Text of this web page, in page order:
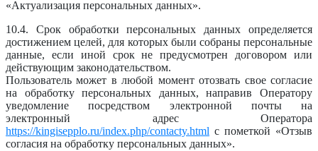
«Актуализация персональных данных».
10.4. Срок обработки персональных данных определяется
достижением целей, для которых были собраны персональные
данные, если иной срок не предусмотрен договором или
действующим законодательством.
Пользователь может в любой момент отозвать свое согласие
на обработку персональных данных, направив Оператору
уведомление посредством электронной почты на
электронный адрес Оператора
https://kingisepplo.ru/index.php/contacty.html с пометкой «Отзыв
согласия на обработку персональных данных».